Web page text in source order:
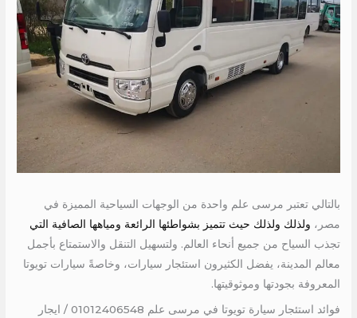
بالتالي تعتبر مرسى علم واحدة من الوجهات السياحية المميزة في
مصر، ولذلك ولذلك حيث تتميز بشواطئها الرائعة ومياهها الصافية التي
تجذب السياح من جميع أنحاء العالم. ولتسهيل التنقل والاستمتاع بأجمل
معالم المدينة، يفضل الكثيرون استئجار سيارات، وخاصةً سيارات تويوتا
المعروفة بجودتها وموثوقيتها.
فوائد استئجار سيارة تويوتا في مرسى علم 01012406548 / ايجار